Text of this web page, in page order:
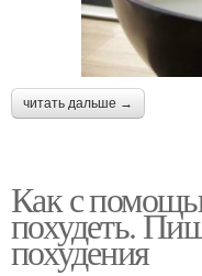
читать дальше →
Как с
похудеть.
похудения